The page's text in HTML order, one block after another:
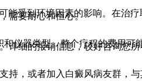
受到环境因素的影响。在治
需要耐心和恒心。
仪器类型。整个疗程的费用
详细的报销信息，较好咨询您
，或者加入白癜风病友群，